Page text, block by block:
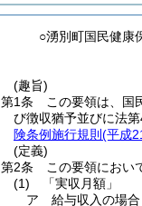
○湧別町国民健康
(趣旨)
第1条
この要領は、国
び徴収猶予並びに法
険条例施行規則 (平成
(定義)
第2条
この要領におい
(1)
「実収月額」
ア
給与収入の場合